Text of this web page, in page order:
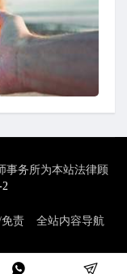
事务所为本站法律顾
责 全站内容导航